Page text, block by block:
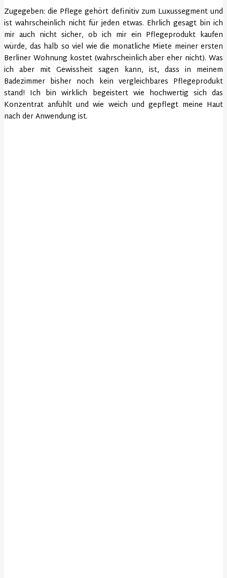
Zugegeben: die Pflege gehört definitiv zum Luxussegment und
ist wahrscheinlich nicht für jeden etwas. Ehrlich gesagt bin ich
mir auch nicht sicher, ob ich mir ein Pflegeprodukt kaufen
würde, das halb so viel wie die monatliche Miete meiner ersten
Berliner Wohnung kostet (wahrscheinlich aber eher nicht). Was
ich aber mit Gewissheit sagen kann, ist, dass in meinem
Badezimmer bisher noch kein vergleichbares Pflegeprodukt
stand! Ich bin wirklich begeistert wie hochwertig sich das
Konzentrat anfühlt und wie weich und gepflegt meine Haut
nach der Anwendung ist.